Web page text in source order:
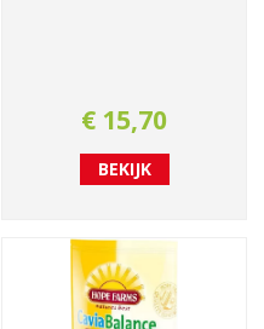
€ 15,70
BEKIJK